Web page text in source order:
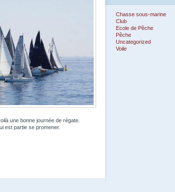
une bonne journée de régate.
est partie se promener.
Chasse sous-marine
Club
Ecole de Pêche
Pêche
Uncategorized
Voile